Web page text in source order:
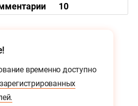
10
временно доступно
зарегистрированных